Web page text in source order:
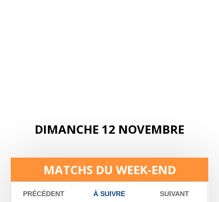
DIMANCHE 12 NOVEMBRE
MATCHS DU WEEK-END